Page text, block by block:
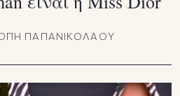
ΠΑΠΑΝΙΚΟΛΑΟΥ